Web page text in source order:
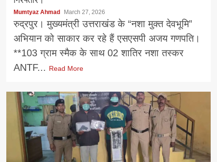
Mumtyaz Ahmad March 27, 2026
रुद्रपुर। मुख्यमंत्री उत्तराखंड के “नशा मुक्त देवभूमि”
अभियान को साकार कर रहे हैं एसएसपी अजय गणपति।
**103 ग्राम स्मैक के साथ 02 शातिर नशा तस्कर
ANTF... Read More